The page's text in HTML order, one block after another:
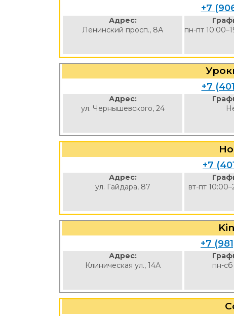
+7
Адрес:
Ленинский просп., 8А
пн-пт
+7
Адрес:
ул. Чернышевского, 24
+7
Адрес:
ул. Гайдара, 87
вт-пт
+7
Адрес:
Клиническая ул., 14А
пн-сб